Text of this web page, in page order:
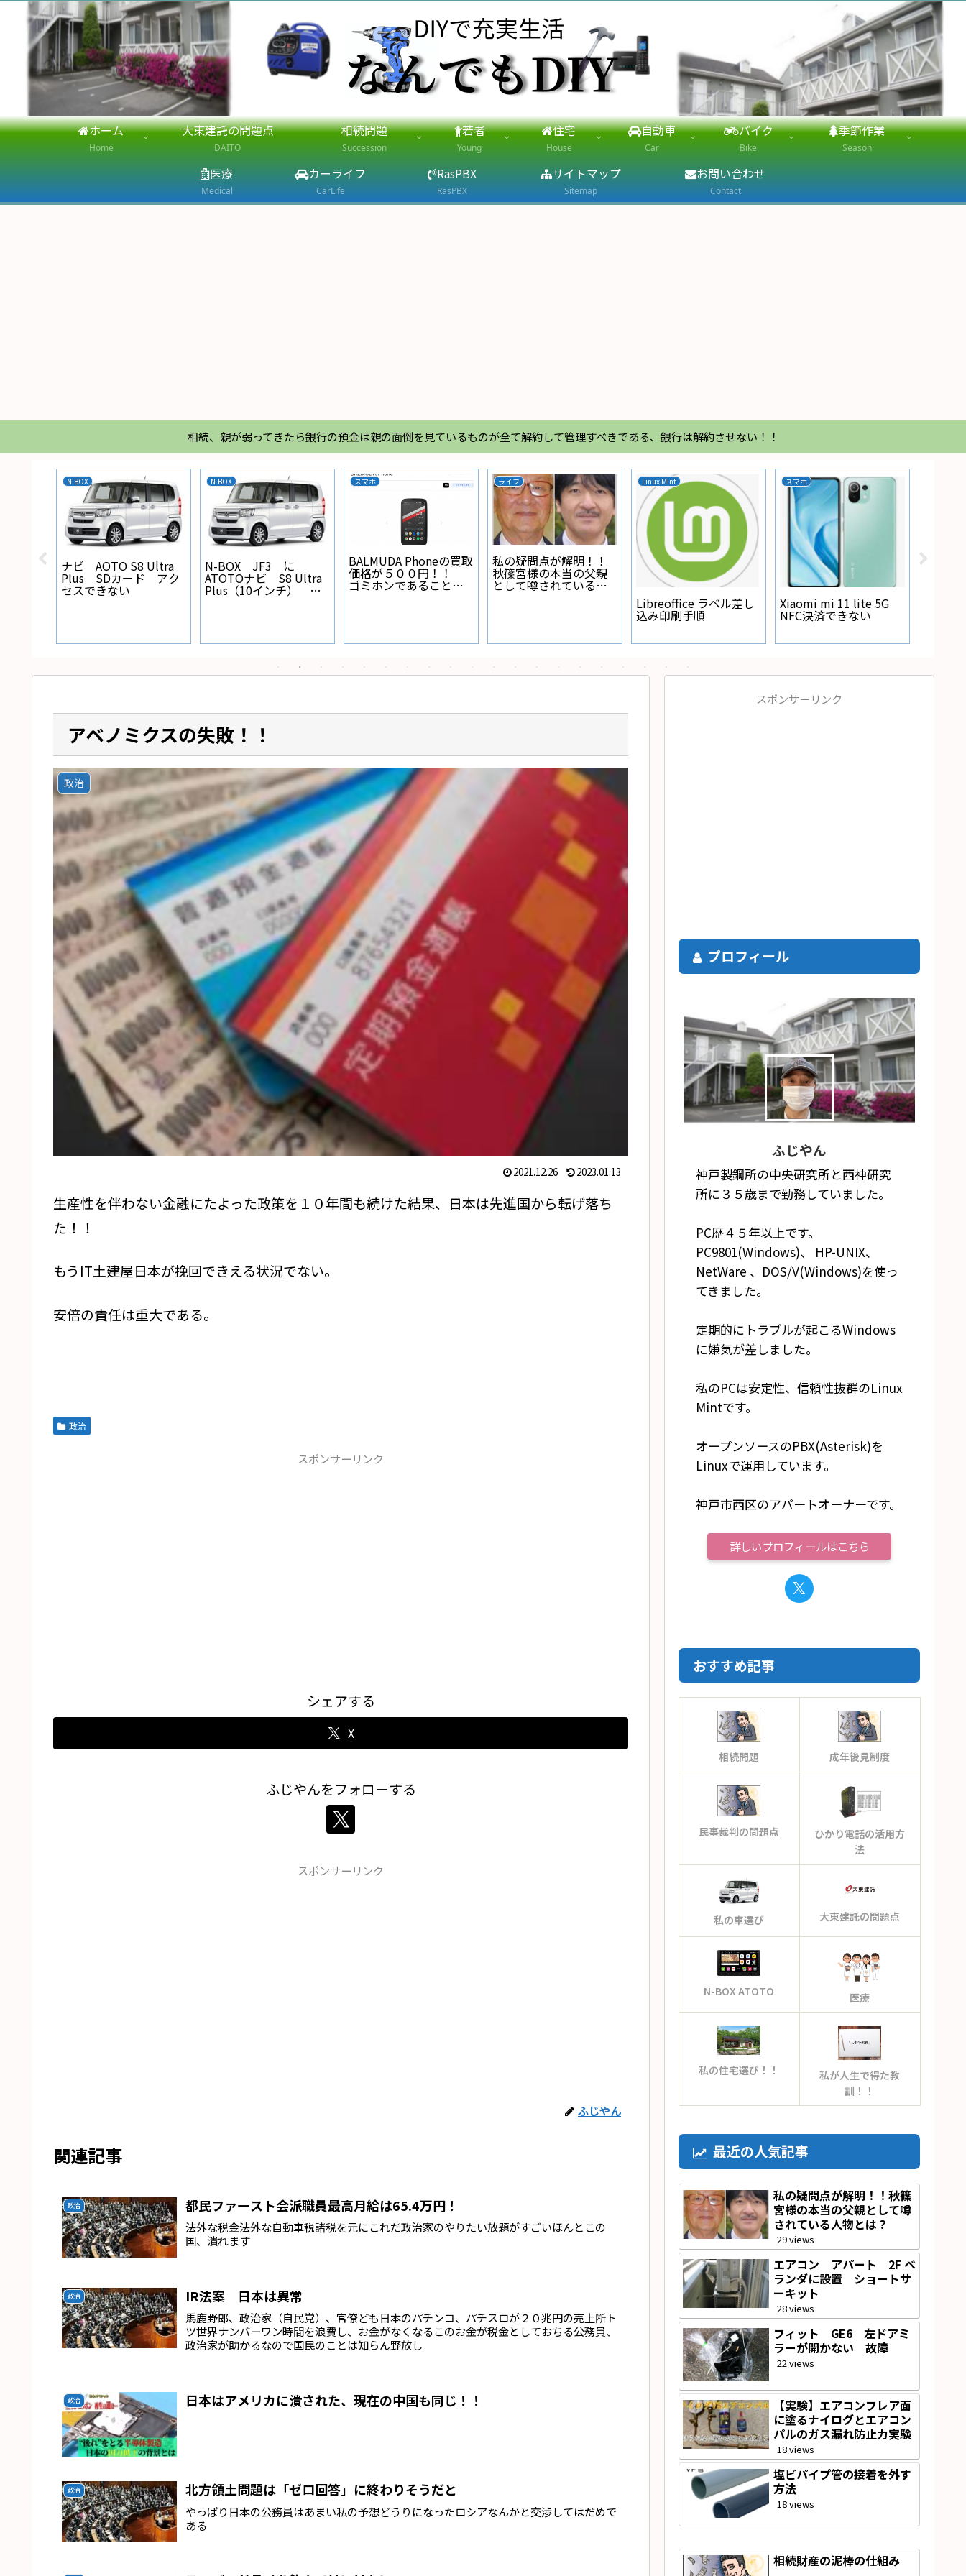
ホーム
Home
大東建託の問題点
DAITO
相続問題
Succession
若者
Young
住宅
House
自動車
Car
バイク
Bike
季節作業
Season
医療
Medical
カーライフ
CarLife
RasPBX
RasPBX
サイトマップ
Sitemap
お問い合わせ
Contact
相続、親が弱ってきたら銀行の預金は親の面倒を見ているものが全て解約して管理すべきである、銀行は解約させない！！
N-BOX
ナビ AOTO S8 Ultra
Plus SDカード アク
セスできない
N-BOX
N-BOX JF3 に
ATOTOナビ S8 Ultra
Plus（10インチ） を
取り付けた
スマホ
BALMUDA Phoneの買取
価格が５００円！！
ゴミホンであることが
ライフ
私の疑問点が解明！！
秋篠宮様の本当の父親
として噂されている人
Linux Mint
Libreoffice ラベル差し
込み印刷手順
スマホ
Xiaomi mi 11 lite 5G
NFC決済できない
アベノミクスの失敗！！
政治
2021.12.26 2023.01.13
生産性を伴わない金融にたよった政策を１０年間も続けた結果、日本は先進国から転げ落ち
た！！
もうIT土建屋日本が挽回できえる状況でない。
安倍の責任は重大である。
政治
スポンサーリンク
シェアする
X
ふじやんをフォローする
スポンサーリンク
ふじやん
関連記事
政治 都民ファースト会派職員最高月給は65.4万円！
法外な税金法外な自動車税諸税を元にこれだ政治家のやりたい放題がすごいほんとこの
国、潰れます
政治 IR法案 日本は異常
馬鹿野郎、政治家（自民党）、官僚ども日本のパチンコ、パチスロが２０兆円の売上断ト
ツ世界ナンバーワン時間を浪費し、お金がなくなるこのお金が税金としておちる公務員、
政治家が助かるなので国民のことは知らん野放し
政治 日本はアメリカに潰された、現在の中国も同じ！！
政治 北方領土問題は「ゼロ回答」に終わりそうだと
やっぱり日本の公務員はあまい私の予想どうりになったロシアなんかと交渉してはだめで
ある
スポンサーリンク
プロフィール
ふじやん
神戸製鋼所の中央研究所と西神研究
所に３５歳まで勤務していました。
PC歴４５年以上です。
PC9801(Windows)、 HP-UNIX、
NetWare 、DOS/V(Windows)を使っ
てきました。
定期的にトラブルが起こるWindows
に嫌気が差しました。
私のPCは安定性、信頼性抜群のLinux
Mintです。
オープンソースのPBX(Asterisk)を
Linuxで運用しています。
神戸市西区のアパートオーナーです。
詳しいプロフィールはこちら
おすすめ記事
相続問題 成年後見制度
民事裁判の問題点
ひかり電話の活用方
法
私の車選び 大東建託の問題点
N-BOX ATOTO 医療
私の住宅選び！！
私が人生で得た教
訓！！
最近の人気記事
私の疑問点が解明！！秋篠
宮様の本当の父親として噂
されている人物とは？
29 views
エアコン アパート 2F ベ
ランダに設置 ショートサ
ーキット
28 views
フィット GE6 左ドアミ
ラーが開かない 故障
22 views
【実験】エアコンフレア面
に塗るナイログとエアコン
パルのガス漏れ防止力実験
18 views
塩ビパイプ管の接着を外す
方法
18 views
相続財産の泥棒の仕組み